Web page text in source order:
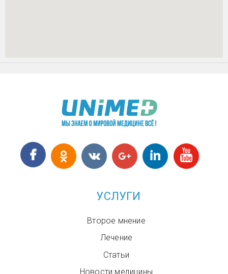
УСЛУГИ
Второе мнение
Лечение
Статьи
Новости медицины